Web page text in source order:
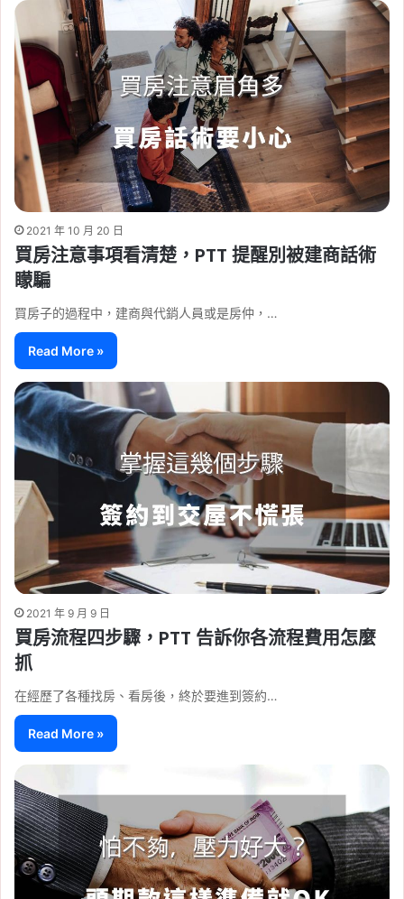
2021 年 10 月 20 日
買房注意事項看清楚，PTT 提醒別被建商話術
矇騙
買房子的過程中，建商與代銷人員或是房仲，…
Read More »
2021 年 9 月 9 日
買房流程四步驟，PTT 告訴你各流程費用怎麼
抓
在經歷了各種找房、看房後，終於要進到簽約…
Read More »